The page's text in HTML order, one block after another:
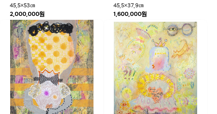
45.5×53㎝
2,000,000원
45.5×37.9㎝
1,600,000원